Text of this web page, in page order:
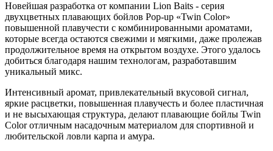
Новейшая разработка от компании Lion Baits - серия
двухцветных плавающих бойлов Pop-up «Twin Color»
повышенной плавучести с комбинированными ароматами,
которые всегда остаются свежими и мягкими, даже пролежав
продолжительное время на открытом воздухе. Этого удалось
добиться благодаря нашим технологам, разработавшим
уникальный микс.
Интенсивный аромат, привлекательный вкусовой сигнал,
яркие расцветки, повышенная плавучесть и более пластичная
и не высыхающая структура, делают плавающие бойлы Twin
Color отличным насадочным материалом для спортивной и
любительской ловли карпа и амура.